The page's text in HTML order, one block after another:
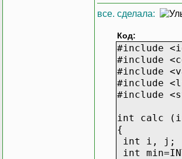
for (i=0;
for
}
}
все. сделала:
Код:
#include
#include
#include
#include
#include
int calc
{
int i, j;
int